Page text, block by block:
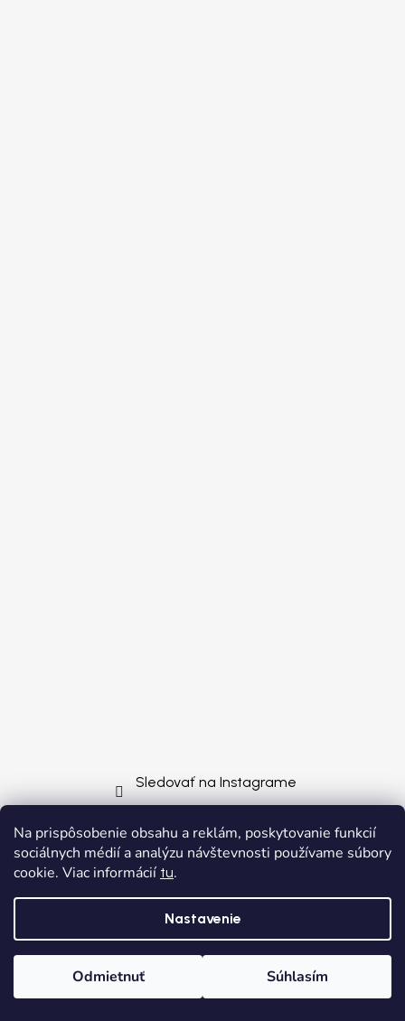
Na prispôsobenie obsahu a reklám, poskytovanie funkcií
sociálnych médií a analýzu návštevnosti používame súbory
cookie. Viac informácií tu.
Nastavenie
Odmietnuť Súhlasím
Sledovať na Instagrame